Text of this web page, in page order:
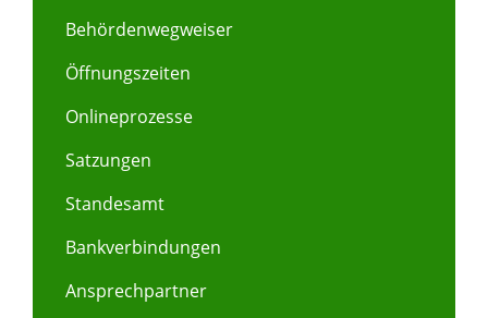
Behördenwegweiser
Öffnungszeiten
Onlineprozesse
Satzungen
Standesamt
Bankverbindungen
Ansprechpartner